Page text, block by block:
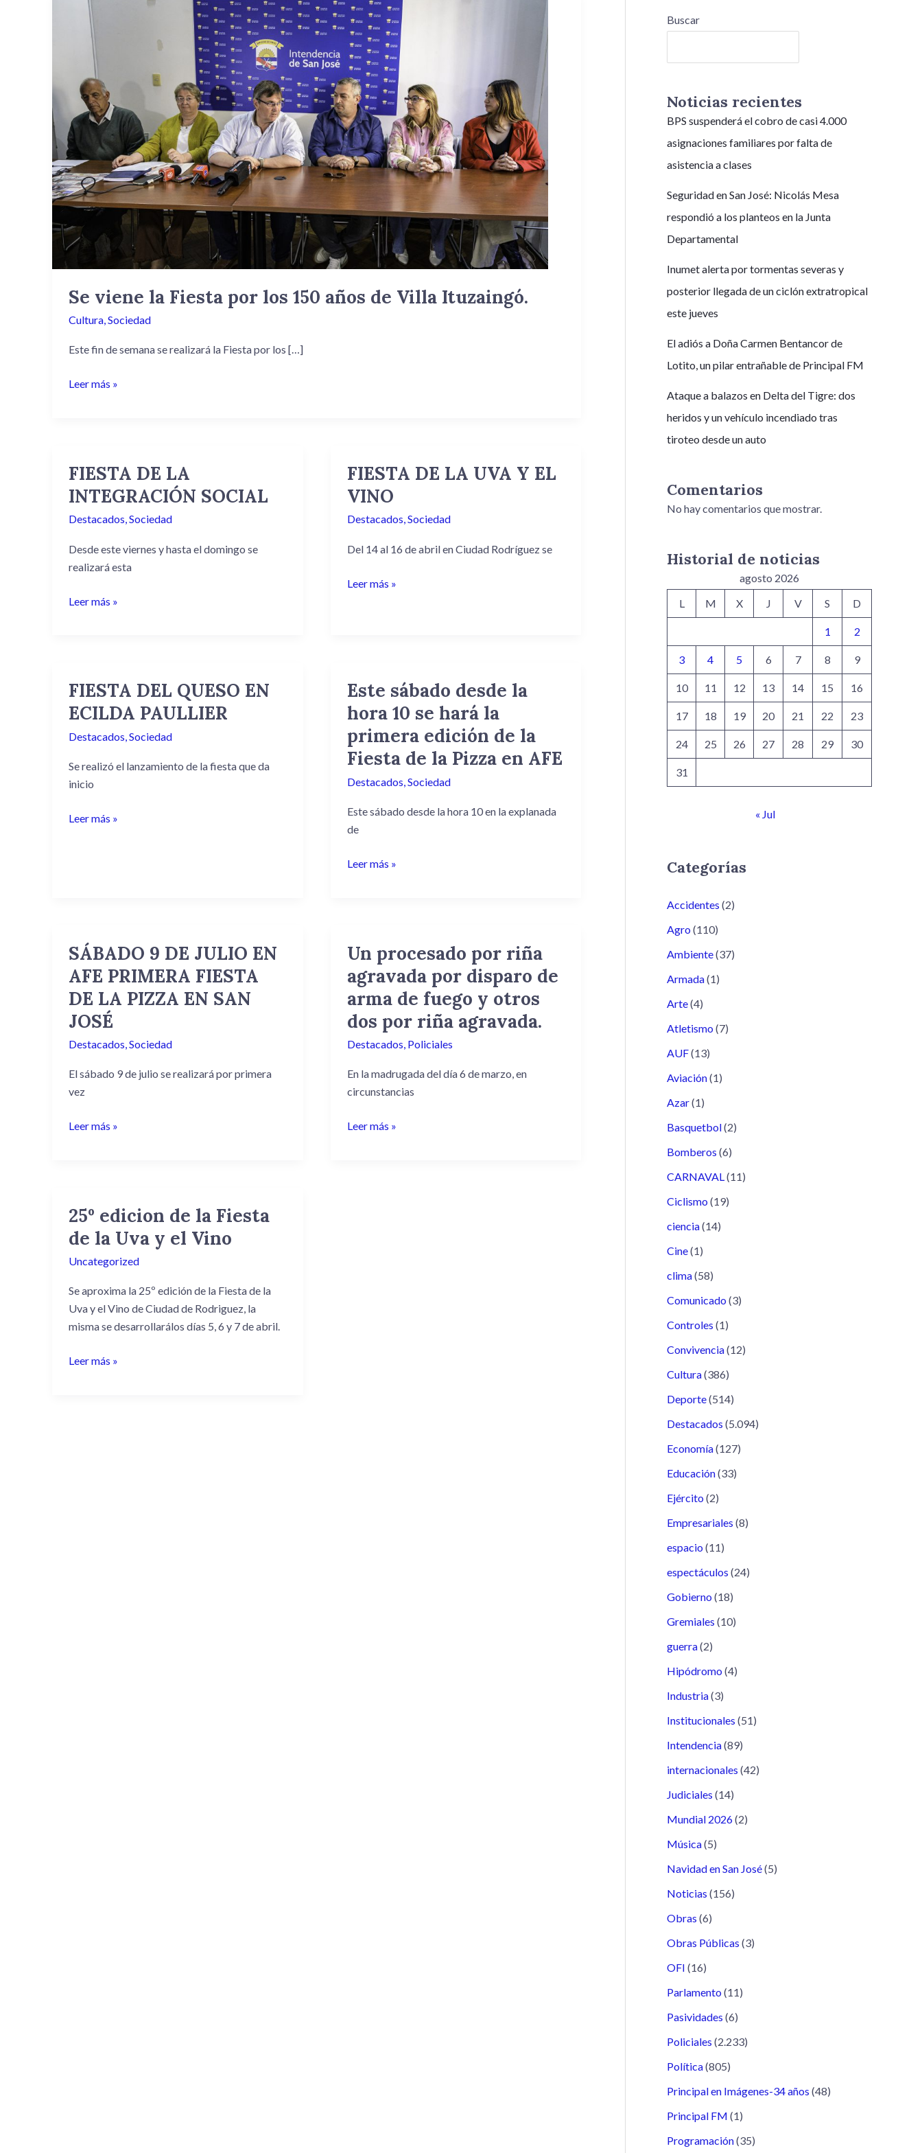
Se viene la Fiesta por los 150 años de Villa Ituzaingó.
Cultura,Sociedad
Este fin de semana se realizará la Fiesta por los […]
viene
Fiesta
los
150
años
de
Villa
Ituzaingó.
Leer más »
FIESTA DE LA
INTEGRACIÓN SOCIAL
Destacados,Sociedad
Desde este viernes y hasta el domingo se
realizará esta
FIESTA
DE
LA
INTEGRACIÓN
Leer más »
FIESTA DE LA UVA Y EL
VINO
Destacados,Sociedad
Del 14 al 16 de abril en Ciudad Rodríguez se
FIESTA
DE
LA
UVA
VINO
Leer más »
FIESTA DEL QUESO EN
ECILDA PAULLIER
Destacados Sociedad
Se realizó el lanzamiento de la fiesta que da
inicio
FIESTA
DEL
QUESO
EN
Leer más »
Este sábado desde la
hora 10 se hará la
primera edición de la
Fiesta de la Pizza en AFE
Destacados Sociedad
Este sábado desde la hora 10 en la explanada
de
Este
sábado
desde
la
hora
10
hará
la
edición
la
Pizza
AFE
Leer más »
SÁBADO 9 DE JULIO EN
AFE PRIMERA FIESTA
DE LA PIZZA EN SAN
JOSÉ
Destacados Sociedad
El sábado 9 de julio se realizará por primera
vez
SÁBADO
DE
JULIO
EN
AFE
FIESTA
DE
PIZZA
Leer más »
Un procesado por riña
agravada por disparo de
arma de fuego y otros
dos por riña agravada.
Destacados Policiales
En la madrugada del día 6 de marzo, en
circunstancias
Un
procesado
por
riña
agravada
por
de
arma
fuego
Leer más »
25º edicion de la Fiesta
de la Uva y el Vino
Uncategorized
Se aproxima la 25º edición de la Fiesta de la
Uva y el Vino de Ciudad de Rodriguez, la
misma se desarrollarálos días 5, 6 y 7 de abril.
25º
edicion
de
la
yLeer más »
Buscar
Noticias recientes
BPS suspenderá el cobro de casi 4.000
asignaciones familiares por falta de
asistencia a clases
Seguridad en San José: Nicolás Mesa
respondió a los planteos en la Junta
Departamental
Inumet alerta por tormentas severas y
posterior llegada de un ciclón extratropical
este jueves
El adiós a Doña Carmen Bentancor de
Lotito, un pilar entrañable de Principal FM
Ataque a balazos en Delta del Tigre: dos
heridos y un vehículo incendiado tras
tiroteo desde un auto
Comentarios
No hay comentarios que mostrar.
Historial de noticias
agosto 2026
L
M X J V S D
1 2
3 4 5 6 7 8 9
10 11 12 13 14 15 16
17 18 19 20 21 22 23
24 25 26 27 28 29 30
31
« Jul
Categorías
Accidentes (2)
Agro (110)
Ambiente(37)
Armada(1)
Arte(4)
Atletismo (7)
AUF(13)
Aviación(1)
Azar(1)
Basquetbol(2)
Bomberos (6)
CARNAVAL (11)
Ciclismo (19)
ciencia(14)
Cine(1)
clima(58)
Comunicado (3)
Controles (1)
Convivencia(12)
Cultura(386)
Deporte(514)
Destacados (5.094)
Economía(127)
Educación(33)
Ejército (2)
Empresariales (8)
espacio (11)
espectáculos (24)
Gobierno (18)
Gremiales (10)
guerra(2)
Hipódromo (4)
Industria(3)
Institucionales (51)
Intendencia(89)
internacionales (42)
Judiciales (14)
Mundial 2026(2)
Música(5)
Navidad en San José(5)
Noticias (156)
Obras (6)
Obras Públicas (3)
OFI (16)
Parlamento (11)
Pasividades (6)
Policiales (2.233)
Política(805)
Principal en Imágenes-34 años (48)
Principal FM (1)
Programación(35)